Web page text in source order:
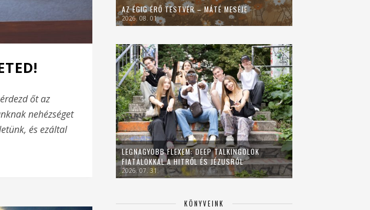
őt az
nehézséget
és ezáltal
AZ ÉGIG ÉRŐ TESTVÉR – MÁTÉ MESÉJE
2026. 08. 01.
LEGNAGYOBB FLEXEM: DEEP TALKINGOLOK
FIATALOKKAL A HITRŐL ÉS JÉZUSRÓL
2026. 07. 31.
KÖNYVEINK